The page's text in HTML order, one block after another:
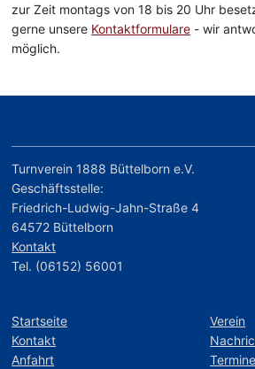
zur Zeit montags von 18 bis 20 Uhr
gerne unsere Kontaktformulare - wir
möglich.
Turnverein 1888 Büttelborn e.V.
Geschäftsstelle:
Friedrich-Ludwig-Jahn-Straße 4
64572 Büttelborn
Kontakt
Tel. (06152) 56001
Startseite
Kontakt
Anfahrt
Verein
Termine